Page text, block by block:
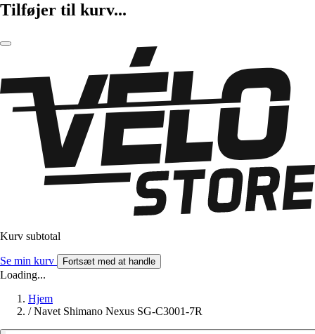
Tilføjer til kurv...
Kurv subtotal
Se min kurv Fortsæt med at handle
Loading...
Hjem
/ Navet Shimano Nexus SG-C3001-7R